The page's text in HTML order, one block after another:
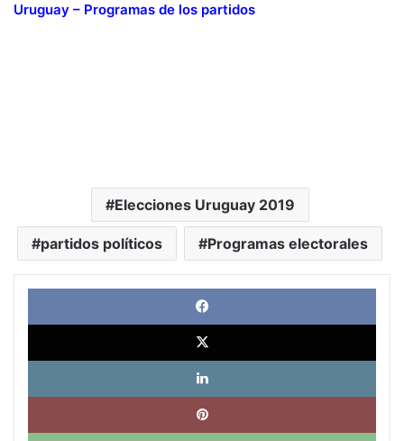
Uruguay – Programas de los partidos
Elecciones Uruguay 2019
partidos políticos Programas electorales
X